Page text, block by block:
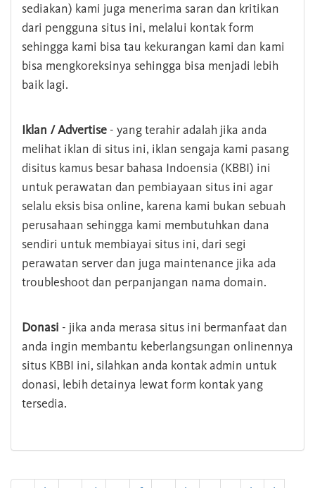
sediakan) kami juga menerima saran dan kritikan
dari pengguna situs ini, melalui kontak form
sehingga kami bisa tau kekurangan kami dan kami
bisa mengkoreksinya sehingga bisa menjadi lebih
baik lagi.
Iklan / Advertise - yang terahir adalah jika anda
melihat iklan di situs ini, iklan sengaja kami pasang
disitus kamus besar bahasa Indoensia (KBBI) ini
untuk perawatan dan pembiayaan situs ini agar
selalu eksis bisa online, karena kami bukan sebuah
perusahaan sehingga kami membutuhkan dana
sendiri untuk membiayai situs ini, dari segi
perawatan server dan juga maintenance jika ada
troubleshoot dan perpanjangan nama domain.
Donasi - jika anda merasa situs ini bermanfaat dan
anda ingin membantu keberlangsungan onlinennya
situs KBBI ini, silahkan anda kontak admin untuk
donasi, lebih detainya lewat form kontak yang
tersedia.